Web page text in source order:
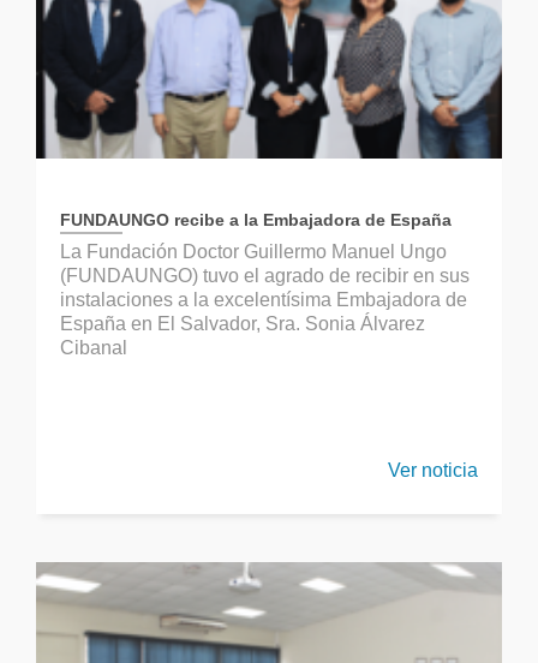
FUNDAUNGO recibe a la Embajadora de España
La Fundación Doctor Guillermo Manuel Ungo
(FUNDAUNGO) tuvo el agrado de recibir en sus
instalaciones a la excelentísima Embajadora de
España en El Salvador, Sra. Sonia Álvarez
Cibanal
Ver noticia